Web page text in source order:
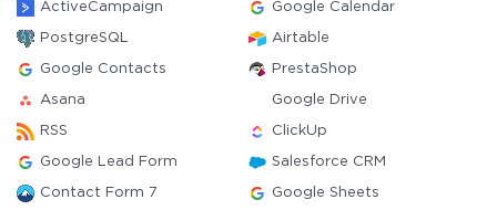
ActiveCampaign Google Calendar
PostgreSQL Airtable
Google Contacts PrestaShop
Asana Google Drive
RSS ClickUp
Google Lead Form Salesforce CRM
Contact Form 7 Google Sheets